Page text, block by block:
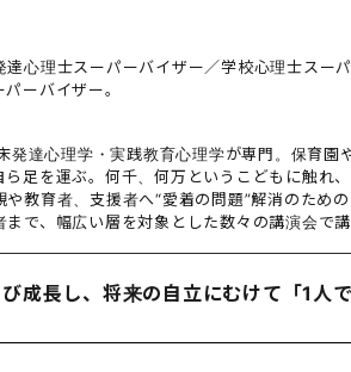
心理士スーパーバイザー／学校心理士スー
ーバイザー。
発達心理学・実践教育心理学が専門。保育園
足を運ぶ。何千、何万というこどもに触れ
教育者、支援者へ“愛着の問題”解消のため
で、幅広い層を対象とした数々の講演会で
成長し、将来の自立にむけて「1人